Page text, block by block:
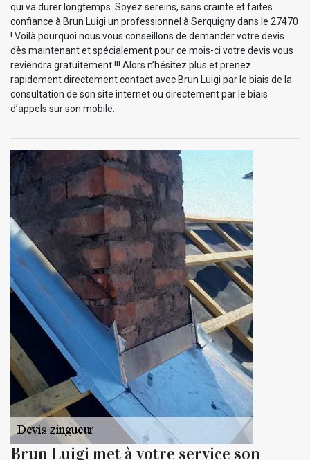
qui va durer longtemps. Soyez sereins, sans crainte et faites
confiance à Brun Luigi un professionnel à Serquigny dans le 27470
! Voilà pourquoi nous vous conseillons de demander votre devis
dès maintenant et spécialement pour ce mois-ci votre devis vous
reviendra gratuitement !!! Alors n’hésitez plus et prenez
rapidement directement contact avec Brun Luigi par le biais de la
consultation de son site internet ou directement par le biais
d’appels sur son mobile.
Brun Luigi met à votre service son